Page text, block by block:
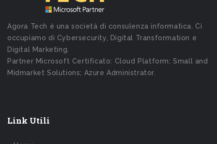
Agora Tech è una società di consulenza informatica. Ci
occupiamo di Cybersecurity, Digital Transformation e
Digital Marketing.
Partner Microsoft Certificato: Cloud Platform; Small and
Midmarket Solutions; Azure Administrator.
Link Utili